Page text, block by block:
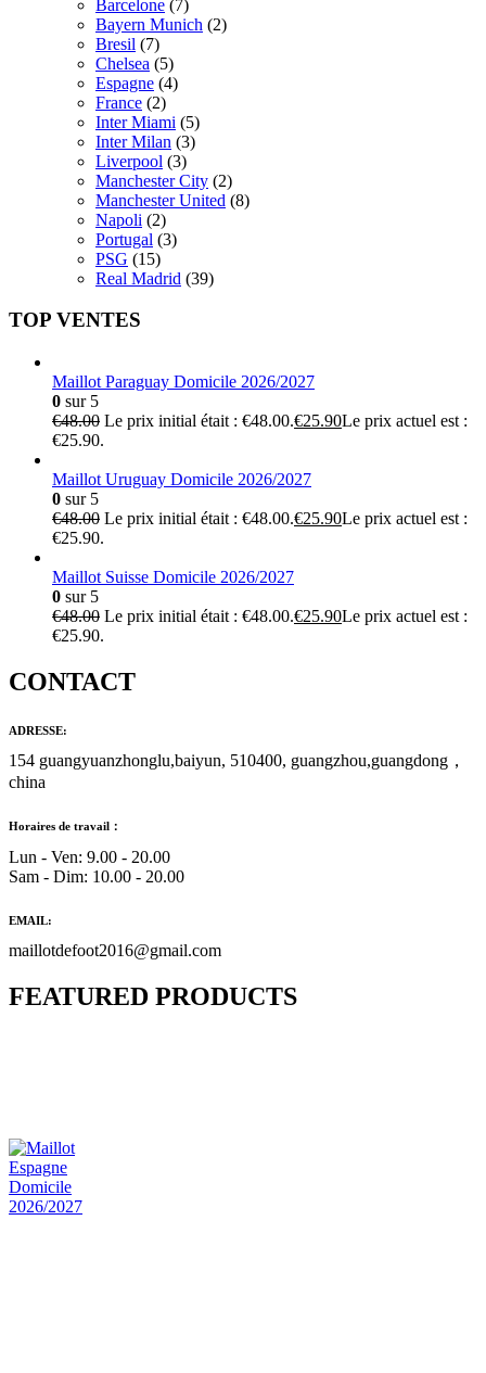
Barcelone (7)
Bayern Munich (2)
Bresil (7)
Chelsea (5)
Espagne (4)
France (2)
Inter Miami (5)
Inter Milan (3)
Liverpool (3)
Manchester City (2)
Manchester United (8)
Napoli (2)
Portugal (3)
PSG (15)
Real Madrid (39)
TOP VENTES
Maillot Paraguay Domicile 2026/2027
0 sur 5
€48.00 Le prix initial était : €48.00.€25.90Le prix actuel est :
€25.90.
Maillot Uruguay Domicile 2026/2027
0 sur 5
€48.00 Le prix initial était : €48.00.€25.90Le prix actuel est :
€25.90.
Maillot Suisse Domicile 2026/2027
0 sur 5
€48.00 Le prix initial était : €48.00.€25.90Le prix actuel est :
€25.90.
CONTACT
ADRESSE:
154 guangyuanzhonglu,baiyun, 510400, guangzhou,guangdong，
china
Horaires de travail：
Lun - Ven: 9.00 - 20.00
Sam - Dim: 10.00 - 20.00
EMAIL:
maillotdefoot2016@gmail.com
FEATURED PRODUCTS